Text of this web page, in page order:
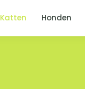
Katten Honden